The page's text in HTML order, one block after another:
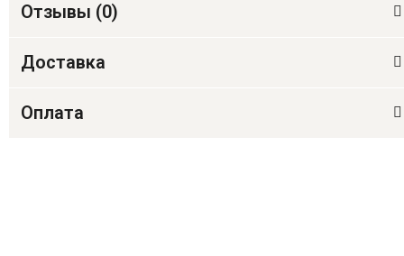
Отзывы (0)
Доставка
Оплата